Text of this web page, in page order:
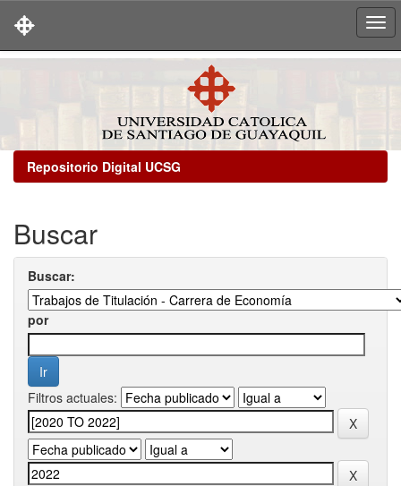
Repositorio Digital UCSG
Buscar
Buscar:
por
Filtros actuales: